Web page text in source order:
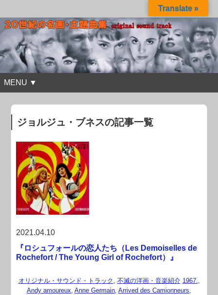
MENU ▼
ジョルジュ・ブネスの記事一覧
2021.04.10
『ロシュフォールの恋人たち（Les Demoiselles de
Rochefort / The Young Girl of Rochefort）』
オリジナル・サウンド・トラック , 不滅の洋画・音楽紹介 1967.,
Andy amoureux, Anne Germain, Arrived des Camionneurs,
Translate »